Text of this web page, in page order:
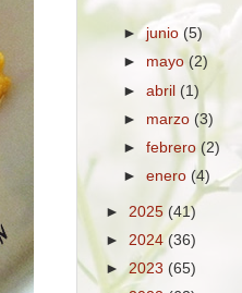
►junio (5)
► mayo(2)
►abril (1)
► marzo(3)
►febrero (2)
►enero (4)
► 2025 (41)
► 2024(36)
►2023 (65)